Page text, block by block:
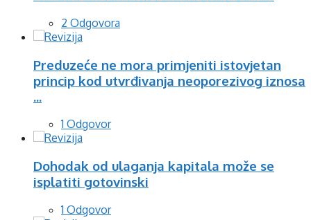
2 Odgovora
Preduzeće ne mora primjeniti istovjetan
princip kod utvrđivanja neoporezivog iznosa
...
1 Odgovor
Dohodak od ulaganja kapitala može se
isplatiti gotovinski
1 Odgovor